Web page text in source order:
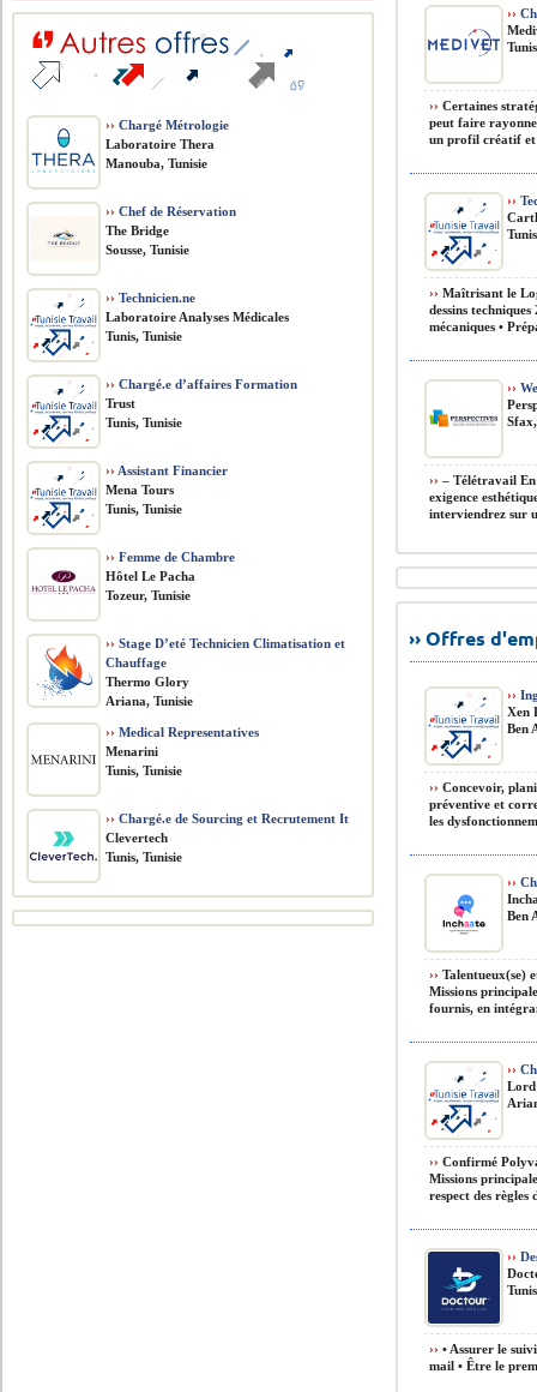
››
›› Certaines
peut faire
un profil créatif et
››
›› Maîtrisant le
dessins
mécaniques •
››
›› – Télétravail
exigence
interviendrez sur
›› Offres
››
Xen
Ben
›› Concevoir,
préventive et
les
››
Ben
›› Talentueux(se)
Missions
fournis, en
››
›› Confirmé
Missions
respect des règles
››
›› • Assurer le
mail • Être le
›› Chargé Métrologie
Laboratoire Thera
Manouba, Tunisie
›› Chef de Réservation
The Bridge
Sousse, Tunisie
›› Technicien.ne
Laboratoire Analyses Médicales
Tunis, Tunisie
›› Chargé.e d’affaires Formation
Trust
Tunis, Tunisie
›› Assistant Financier
Mena Tours
Tunis, Tunisie
›› Femme de Chambre
Hôtel Le Pacha
Tozeur, Tunisie
›› Stage D’eté Technicien Climatisation et
Chauffage
Thermo Glory
Ariana, Tunisie
›› Medical Representatives
Menarini
Tunis, Tunisie
›› Chargé.e de Sourcing et Recrutement It
Clevertech
Tunis, Tunisie